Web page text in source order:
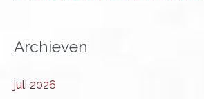
Archieven
juli 2026